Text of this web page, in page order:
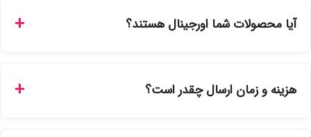
سفارشات در سایت، وضعیت لحظه‌ای مرسوله را مشاهده کنید.
آیا محصولات شما اورجینال هستند؟
نمایندگی‌های معتبر تهیه شده و دارای بچ‌کد قابل استعلام هستند.
هزینه و زمان ارسال چقدر است؟